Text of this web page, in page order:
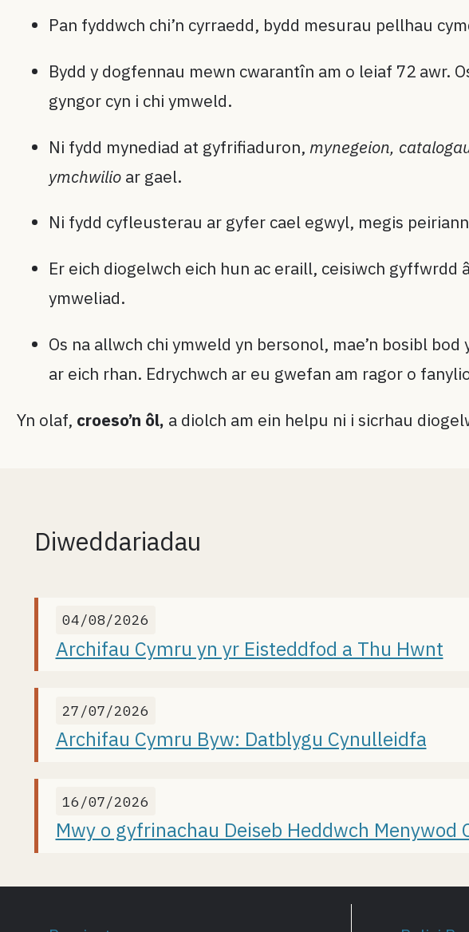
Pan fyddwch chi’n cyrraedd, bydd mesurau pellhau
Bydd y dogfennau mewn cwarantîn am o leiaf 72 awr.
gyngor cyn i chi ymweld.
Ni fydd mynediad at gyfrifiaduron,mynegeion,
ymchwilio ar gael.
Ni fydd cyfleusterau ar gyfer cael egwyl, megis
Er eich diogelwch eich hun ac eraill, ceisiwch gyffwrdd
ymweliad.
Os na allwch chi ymweld yn bersonol, mae’n bosibl
ar eich rhan. Edrychwch ar eu gwefan am ragor o
Yn olaf, croeso’n ôl, a diolch am ein helpu ni i sicrhau
Diweddariadau
04/08/2026
Archifau Cymru yn yr Eisteddfod a Thu Hwnt
27/07/2026
Archifau Cymru Byw: Datblygu Cynulleidfa
16/07/2026
Mwy o gyfrinachau Deiseb Heddwch Menywod